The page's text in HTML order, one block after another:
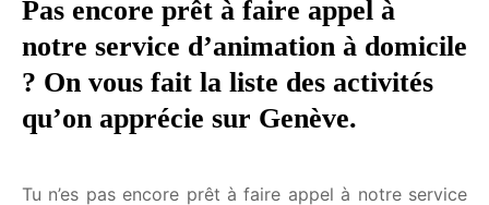
Pas encore prêt à faire appel à
notre service d’animation à
domicile ? On vous fait la liste des
Les fêtes qui m'intéressent*
Mon anniversaire
Un EVG / EVJF
Noël